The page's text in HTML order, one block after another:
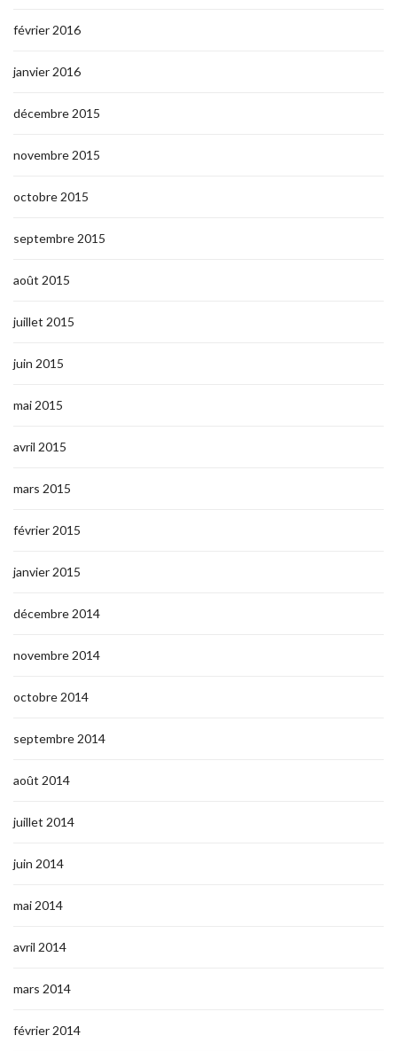
février 2016
janvier 2016
décembre 2015
novembre 2015
octobre 2015
septembre 2015
août 2015
juillet 2015
juin 2015
mai 2015
avril 2015
mars 2015
février 2015
janvier 2015
décembre 2014
novembre 2014
octobre 2014
septembre 2014
août 2014
juillet 2014
juin 2014
mai 2014
avril 2014
mars 2014
février 2014